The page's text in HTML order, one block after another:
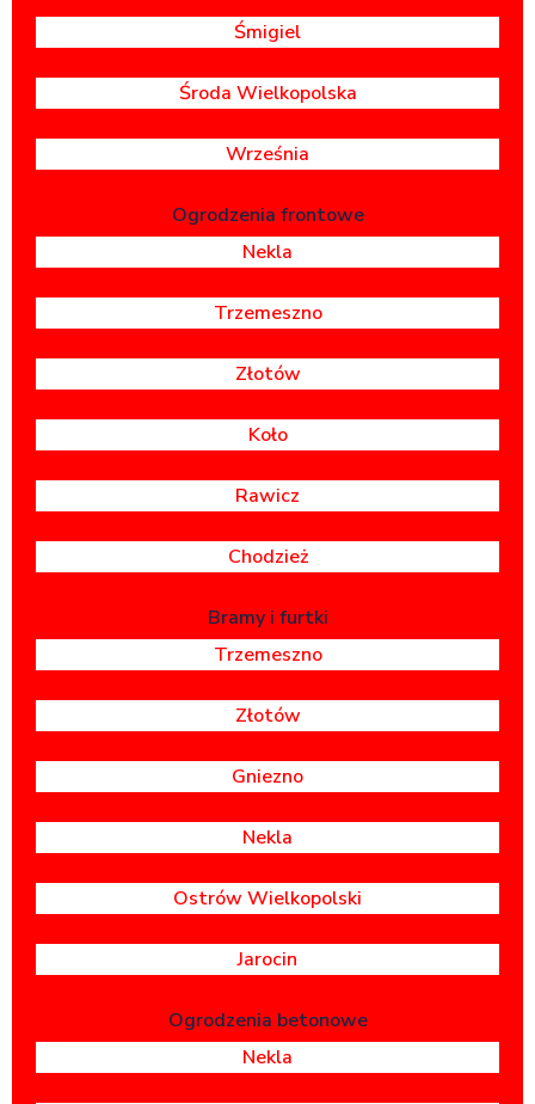
Śmigiel
Środa Wielkopolska
Września
Ogrodzenia frontowe
Nekla
Trzemeszno
Złotów
Koło
Rawicz
Chodzież
Bramy i furtki
Trzemeszno
Złotów
Gniezno
Nekla
Ostrów Wielkopolski
Jarocin
Ogrodzenia betonowe
Nekla